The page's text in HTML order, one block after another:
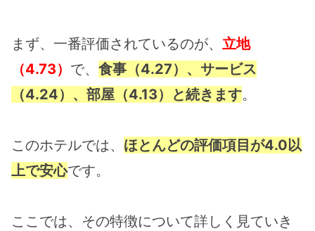
まず、一番評価されているのが、 立地
（4.73） で、 食事（4.27）、サービス
（4.24）、部屋（4.13）と続きます。
このホテルでは、 ほとんどの評価項目が4.0以
上で安心です。
ここでは、その特徴について詳しく見ていき